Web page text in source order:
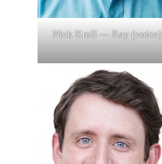
Nick Kroll — Ray (voice)